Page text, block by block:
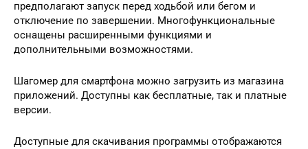
предполагают запуск перед ходьбой или бегом и
отключение по завершении. Многофункциональные
оснащены расширенными функциями и
дополнительными возможностями.
Шагомер для смартфона можно загрузить из магазина
приложений. Доступны как бесплатные, так и платные
версии.
Доступные для скачивания программы отображаются